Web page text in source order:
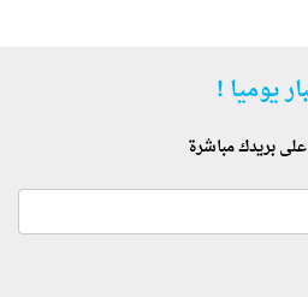
يوميا !
بريدك مباشرة